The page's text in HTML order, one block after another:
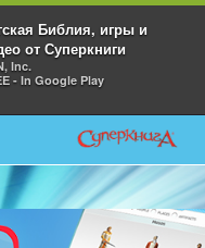
Библия, игры и
от Суперкниги
Inc.
- In Google Play
Return to Content